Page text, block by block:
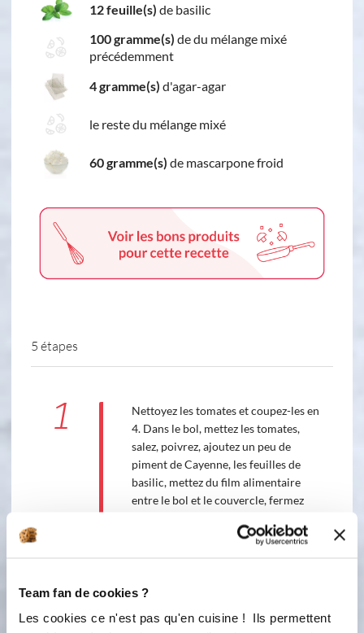
Team fan de cookies ?
Les cookies ce n'est pas qu'en cuisine ! Ils permettent
12 feuille(s) de basilic
100 gramme(s) de du mélange mixé
précédemment
4 gramme(s) d'agar-agar
le reste du mélange mixé
60 gramme(s) de mascarpone froid
5 étapes
1
Nettoyez les tomates et coupez-les en
4. Dans le bol, mettez les tomates,
salez, poivrez, ajoutez un peu de
piment de Cayenne, les feuilles de
basilic, mettez du film alimentaire
entre le bol et le couvercle, fermez
Transvasez le mélange mixé dans un